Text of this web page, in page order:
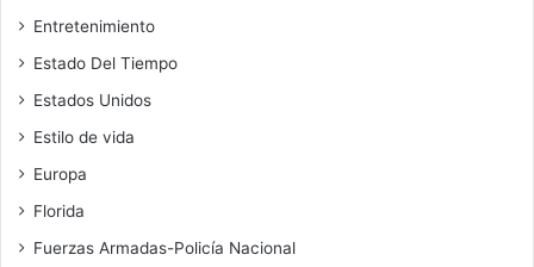
Entretenimiento
Estado Del Tiempo
Estados Unidos
Estilo de vida
Europa
Florida
Fuerzas Armadas-Policía Nacional